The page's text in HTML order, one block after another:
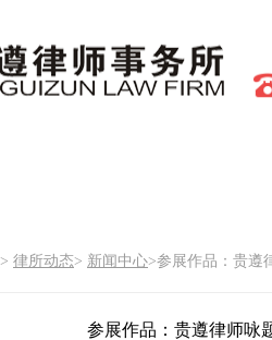
> 律所动态> 新闻中心>参展作品：贵遵
参展作品：贵遵律师咏